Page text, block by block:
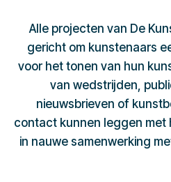
Alle projecten van De
gericht om kunstenaars
voor het tonen van hun
van wedstrijden,
nieuwsbrieven of
contact kunnen leggen met
in nauwe samenwerking